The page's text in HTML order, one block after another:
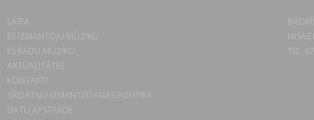
LAIPA
ES IZMANTOJU MŪZIKU
ES RADU MŪZIKU
AKTUALITĀTES
KONTAKTI
SĪKDATŅU IZMANTOŠANAS POLITIKA
DATU APSTRĀDE
TEL.